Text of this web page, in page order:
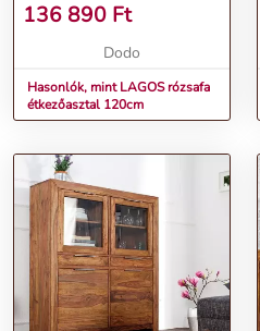
136 890 Ft
Dodo
Hasonlók, mint LAGOS rózsafa
étkezőasztal 120cm